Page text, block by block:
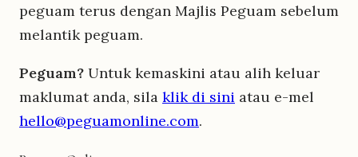
peguam terus dengan Majlis Peguam sebelum
melantik peguam.
Peguam? Untuk kemaskini atau alih keluar
maklumat anda, sila klik di sini atau e-mel
hello@peguamonline.com.